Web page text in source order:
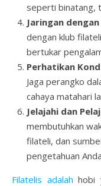
seperti binatang,
Jaringan
dengan klub
bertukar
Perhatikan
Jaga perangko
cahaya matahari
Jelajahi dan
membutuhkan
filateli, dan
pengetahuan
Filatelis adalah hobi